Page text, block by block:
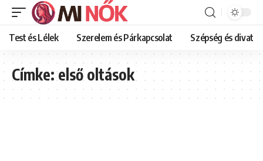
Test és Lélek Szerelem és Párkapcsolat Szépség és divat
Címke:első oltások